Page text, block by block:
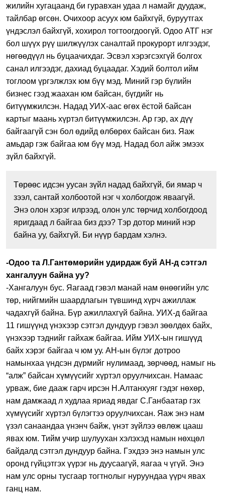
жилийн хугацаанд би гуравхан удаа л намайг дуудаж,
тайлбар өгсөн. Очихоор асуух юм байхгүй, буруутгах
үндэслэл байхгүй, хохирол тогтоогдоогүй. Одоо АТГ нэг
бол шүүх рүү шилжүүлэх саналтай прокурорт илгээдэг,
нөгөөдүүл нь буцаачихдаг. Эсвэл хэрэгсэхгүй болгох
санал илгээдэг, дахиад буцаадаг. Хэдий болтол ийм
тоглоом үргэлжлэх юм бүү мэд. Миний гэр бүлийн
бизнес гээд жаахан юм байсан, бүгдийг нь
битүүмжилсэн. Надад УИХ-аас өгөх ёстой байсан
картыг маань хүртэл битүүмжилсэн. Ар гэр, ах дүү
байгаагүй сэн бол өдийд өлбөрөх байсан биз. Яаж
амьдар гэж байгаа юм бүү мэд. Надад бол айж эмээх
зүйл байхгүй.
Төрөөс идсэн уусан зүйл надад байхгүй, би ямар ч
зээл, сантай холбоотой нэг ч холбогдож яваагүй.
Энэ олон хэрэг илрээд, олон улс төрчид холбогдоод
яригдаад л байгаа биз дээ? Тэр дотор миний нэр
байна уу, байхгүй. Би нүүр бардам хэлнэ.
-Одоо та Л.Гантөмөрийн удирдаж буй АН-д сэтгэл
хангалуун байна уу?
-Хангалуун бус. Яагаад гэвэл манай нам өнөөгийн улс
төр, нийгмийн шаардлагын түвшинд хүрч ажиллаж
чадахгүй байна. Бүр ажиллахгүй байна. УИХ-д байгаа
11 гишүүнд үнэхээр сэтгэл дундуур гэвэл зөөлдөх байх,
үнэхээр тэднийг гайхаж байгаа. Ийм УИХ-ын гишүүд
байх хэрэг байгаа ч юм уу. АН-ын бүлэг дотроо
намынхаа үндсэн дүрмийг нулимаад, зөрчөөд, намыг нь
“алж” байсан хүмүүсийг хүртэл оруулчихсан. Намаас
урваж, бие дааж гарч ирсэн Н.Алтанхуяг гэдэг нөхөр,
нам дамжаад л худлаа яриад явдаг С.Ганбаатар гэх
хүмүүсийг хүртэл бүлэгтээ оруулчихсан. Яаж энэ нам
үзэл санаандаа үнэнч байж, үнэт зүйлээ өвлөж цааш
явах юм. Тийм учир шулуухан хэлэхэд намын нөхцөл
байдалд сэтгэл дундуур байна. Гэхдээ энэ намын улс
оронд гүйцэтгэх үүрэг нь дуусаагүй, яагаа ч үгүй. Энэ
нам улс орны тусгаар тогтнолыг нуруундаа үүрч явах
ганц нам.